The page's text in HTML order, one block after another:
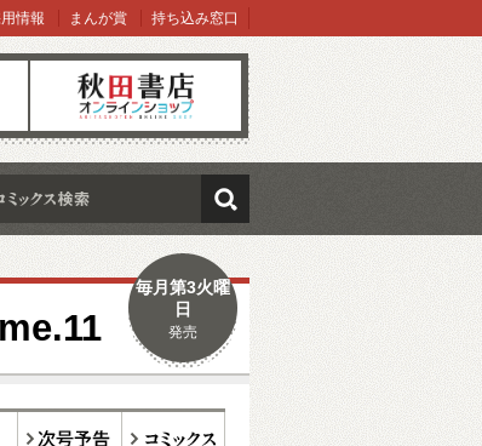
オンラインショップ
情報 まんが賞 持ち込み窓口
検索
毎月第3火曜
日
発売